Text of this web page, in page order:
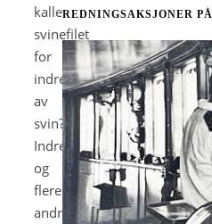
kalle
svinefilet
for
indrefilet
av
svin?
Indrefilet,
og
flere
andre
REDNINGSAKSJONER